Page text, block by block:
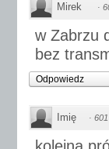
Mirek ·
w Zabrzu
bez
Odpowiedz
Imię ·